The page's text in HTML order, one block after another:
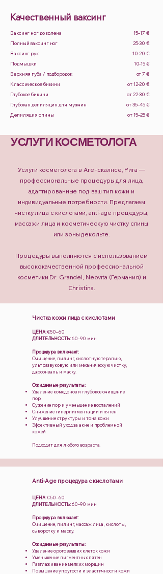
Качественный ваксинг
Ваксинг ног до колена
Полный ваксинг ног
Ваксинг рук
Подмышки
Верхняя губа / подбородок
Классическое бикини
Глубокое бикини
Глубокая депиляция для мужчин
Депиляция спины
15–17 €
25-30 €
10-20 €
10-15 €
от 7 €
от 12-20 €
от 22-30 €
от 35–45 €
от 15–25 €
УСЛУГИ КОСМЕТОЛОГА
Услуги косметолога в Агенскалнсе, Рига —
профессиональные процедуры для лица,
адаптированные под ваш тип кожи и
индивидуальные потребности. Предлагаем
чистку лица с кислотами, anti-age процедуры,
массажи лица и косметическую чистку спины
или зоны декольте.
Процедуры выполняются с использованием
высококачественной профессиональной
косметики Dr. Grandel, Neovita (Германия) и
Christina.
Чистка кожи лица с кислотами
ЦЕНА:€50–60
ДЛИТЕЛЬНОСТЬ:60–90 мин
Процедура включает:
Очищение, пилинг, кислотную терапию,
ультразвуковую или механическую чистку,
дарсонваль и маску.
Ожидаемые результаты:
Удаление комедонов и глубокое очищение
пор
Сужение пор и уменьшение воспалений
Снижение гиперпигментации и пятен
Улучшение структуры и тона кожи
Эффективный уход за акне и проблемной
кожей
Подходит для любого возраста.
Anti-Age процедура с кислотами
ЦЕНА:€50–60
ДЛИТЕЛЬНОСТЬ:60–90 мин
Процедура включает:
Очищение, пилинг, массаж лица, кислоты,
сыворотку и маску.
Ожидаемые результаты:
Удаление ороговевших клеток кожи
Уменьшение пигментных пятен
Разглаживание мелких морщин
Повышение упругости и эластичности кожи